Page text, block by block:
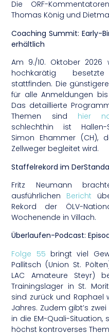
Die ORF-
Thomas König und
Coaching Summit: Early-
erhältlich
Am 9./10. Oktober 2026
hochkarätig
stattfinden. Die
für alle Anmeldungen bis
Das detaillierte
Themen sind hier
schlechthin ist Hallen-
Simon Ehammer (CH),
Zellweger begleitet wird.
Staffelrekord im
Fritz Neumann
ausführlichen Bericht
Rekord der ÖLV-
Wochenende in Villach.
Überlaufen-Podcast:
Folge 55 bringt viel
Pallitsch (Union St.
LAC Amateure Steyr)
Trainingslager in St.
sind zurück und Raphael
Jahres. Zudem gibt’s
in die EM-Quali-
höchst kontroverses